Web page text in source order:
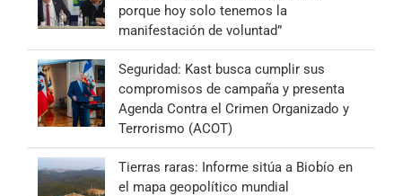
porque hoy solo tenemos la
manifestación de voluntad”
Seguridad: Kast busca cumplir sus
compromisos de campaña y presenta
Agenda Contra el Crimen Organizado y
Terrorismo (ACOT)
Tierras raras: Informe sitúa a Biobío en
el mapa geopolítico mundial